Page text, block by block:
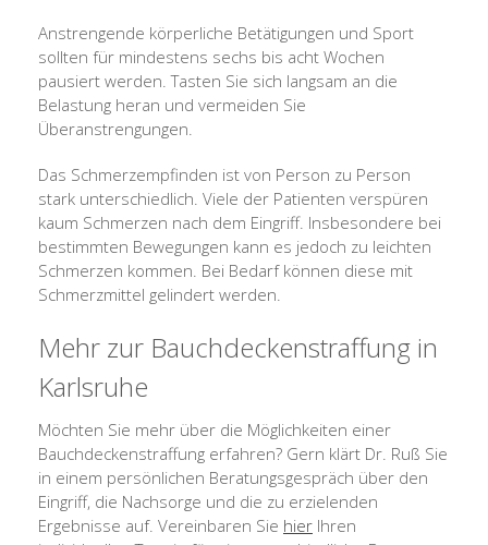
Anstrengende körperliche Betätigungen und Sport
sollten für mindestens sechs bis acht Wochen
pausiert werden. Tasten Sie sich langsam an die
Belastung heran und vermeiden Sie
Überanstrengungen.
Das Schmerzempfinden ist von Person zu Person
stark unterschiedlich. Viele der Patienten verspüren
kaum Schmerzen nach dem Eingriff. Insbesondere bei
bestimmten Bewegungen kann es jedoch zu leichten
Schmerzen kommen. Bei Bedarf können diese mit
Schmerzmittel gelindert werden.
Mehr zur Bauchdeckenstraffung in
Karlsruhe
Möchten Sie mehr über die Möglichkeiten einer
Bauchdeckenstraffung erfahren? Gern klärt Dr. Ruß Sie
in einem persönlichen Beratungsgespräch über den
Eingriff, die Nachsorge und die zu erzielenden
Ergebnisse auf. Vereinbaren Sie hier Ihren